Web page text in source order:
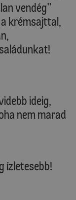
vendég"
krémsajttal,
ideig,
nem marad
ízletesebb!